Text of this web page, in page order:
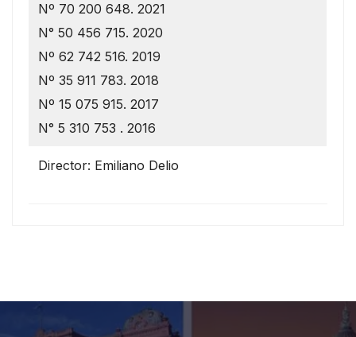
Nº 70 200 648. 2021
N° 50 456 715. 2020
Nº 62 742 516. 2019
Nº 35 911 783. 2018
Nº 15 075 915. 2017
N° 5 310 753 . 2016
Director: Emiliano Delio